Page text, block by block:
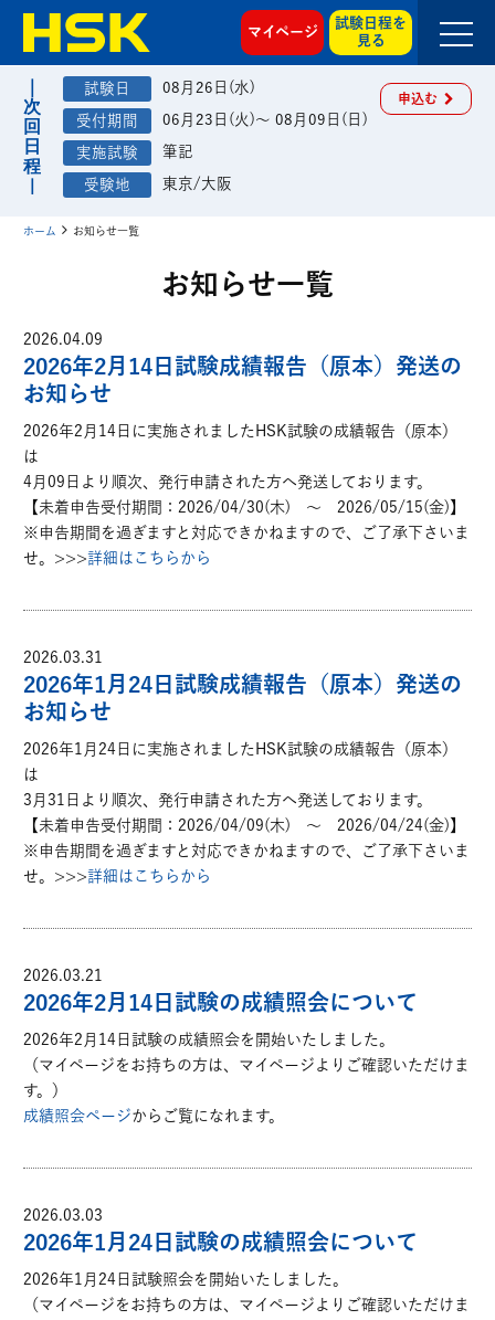
マイページ
試験日程を
見る
08月26日(水)
06月23日(火)～ 08月09日(日)
筆記
東京/大阪
申込む
ホーム お知らせ一覧
お知らせ一覧
2026.04.09
2026年2月14日試験成績報告（原本）発送の
お知らせ
2026年2月14日に実施されましたHSK試験の成績報告（原本）
は
4月09日より順次、発行申請された方へ発送しております。
【未着申告受付期間：2026/04/30(木) ～ 2026/05/15(金)】
※申告期間を過ぎますと対応できかねますので、ご了承下さいま
せ。>>>詳細はこちらから
2026.03.31
2026年1月24日試験成績報告（原本）発送の
お知らせ
2026年1月24日に実施されましたHSK試験の成績報告（原本）
は
3月31日より順次、発行申請された方へ発送しております。
【未着申告受付期間：2026/04/09(木) ～ 2026/04/24(金)】
※申告期間を過ぎますと対応できかねますので、ご了承下さいま
せ。>>>詳細はこちらから
2026.03.21
2026年2月14日試験の成績照会について
2026年2月14日試験の成績照会を開始いたしました。
（マイページをお持ちの方は、マイページよりご確認いただけま
す。）
成績照会ページからご覧になれます。
2026.03.03
2026年1月24日試験の成績照会について
2026年1月24日試験照会を開始いたしました。
（マイページをお持ちの方は、マイページよりご確認いただけま